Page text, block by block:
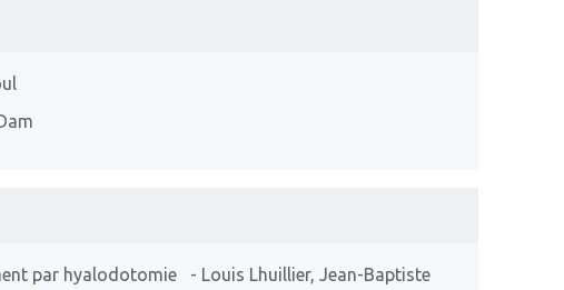
par hyalodotomie
- Louis Lhuillier, Jean-Baptiste